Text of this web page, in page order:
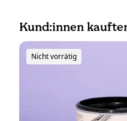
Kund:innen
Nicht vorrätig